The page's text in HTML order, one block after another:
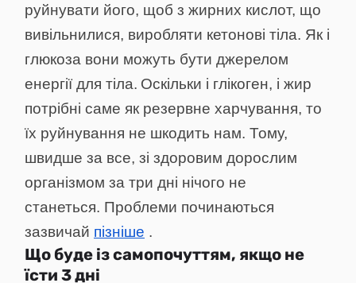
руйнувати його, щоб з жирних кислот, що
вивільнилися, виробляти кетонові тіла. Як і
глюкоза вони можуть бути джерелом
енергії для тіла. Оскільки і глікоген, і жир
потрібні саме як резервне харчування, то
їх руйнування не шкодить нам. Тому,
швидше за все, зі здоровим дорослим
організмом за три дні нічого не
станеться. Проблеми починаються
зазвичай пізніше .
Що буде із самопочуттям, якщо не
їсти 3 дні